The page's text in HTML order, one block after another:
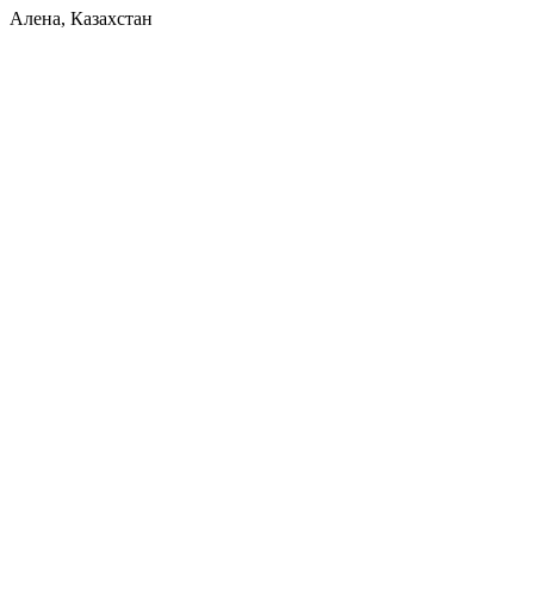
Алена, Казахстан